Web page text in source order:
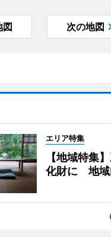
図 次の地図
エリア特集
【地域特集
化財に 地域